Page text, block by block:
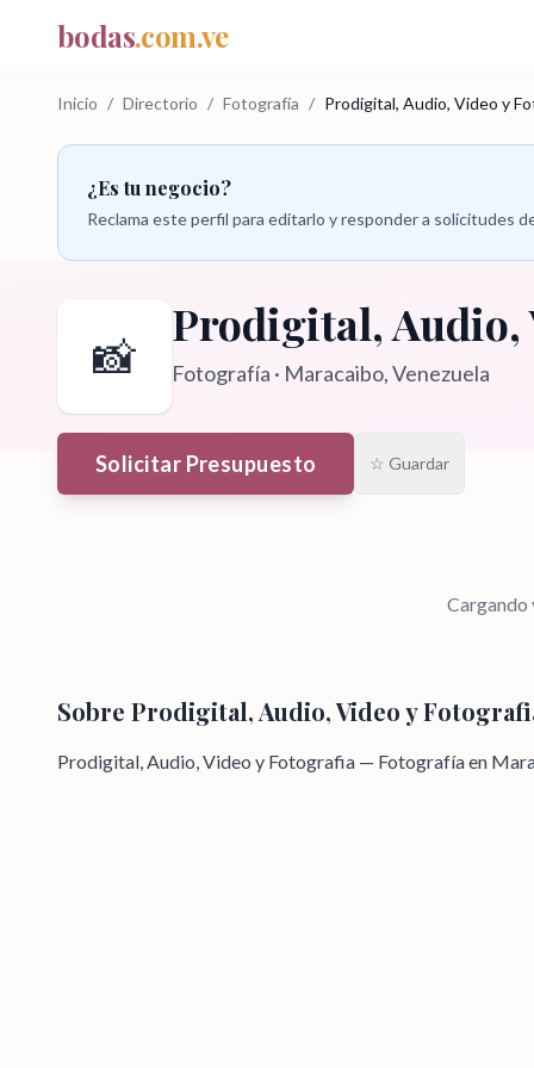
bodas.com.ve
Inicio / Directorio / Fotografía / Prodigital, Audio, Video y
¿Es tu negocio?
Reclama este perfil para editarlo y responder a solicitudes
📸
Prodigital, Audio,
Fotografía · Maracaibo, Venezuela
Solicitar Presupuesto ☆ Guardar
Cargando
Sobre Prodigital, Audio, Video y
Prodigital, Audio, Video y Fotografia — Fotografía en